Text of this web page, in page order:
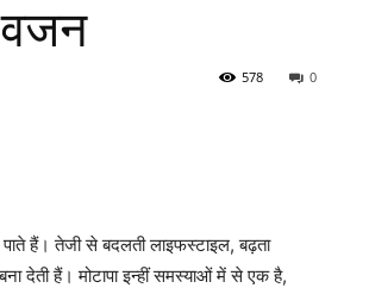
0
578
हैं। तेजी से बदलती लाइफस्टाइल, बढ़ता
देती हैं। मोटापा इन्हीं समस्याओं में से एक है,